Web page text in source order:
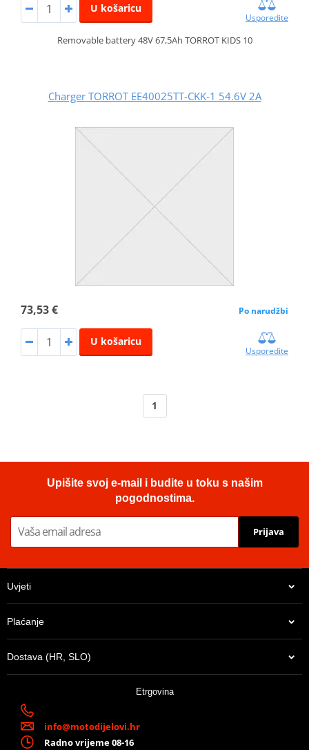
U košaricu
Usporedite
Removable battery 48V 67,5Ah TORROT KIDS 10
Charger TORROT EE40025TT-CKK-1 54.6V 2A
73,53 € Po narudžbi
U košaricu
Usporedite
1
Upišite svoj e-mail i budite u toku s našim
pogodnostima.
Prijava
Uvjeti
Plaćanje
Dostava (HR, SLO)
Etrgovina
info@motodijelovi.hr
Radno vrijeme 08-16